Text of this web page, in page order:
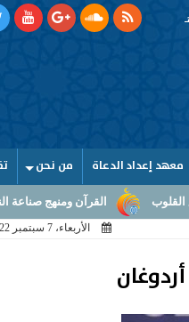
معهد إعداد الدعاة من نحن
صناعة النماذج الحضارية
الأربعاء، 7 سبتمبر 2022